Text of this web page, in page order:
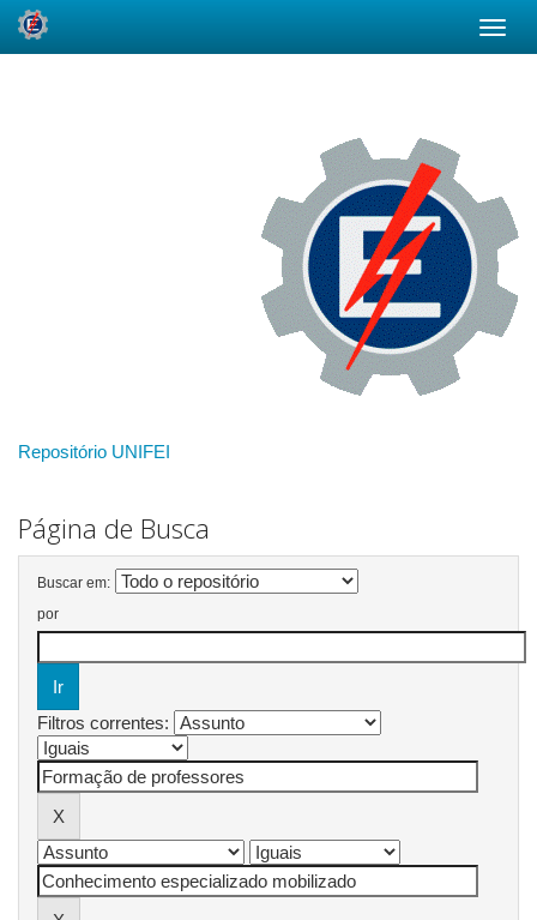
Repositório UNIFEI
Página de Busca
Buscar em:
por
Filtros correntes: